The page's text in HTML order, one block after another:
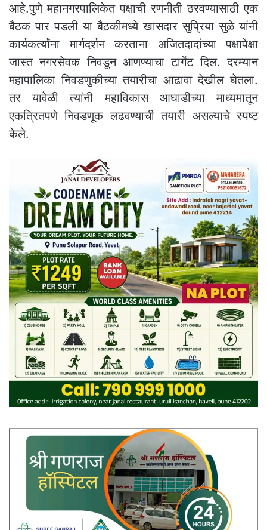
आहे.पुणे महानगरपालिकेत पक्षाची रणनीती ठरवण्यासाठी एक
बैठक पार पडली या बैठकीमध्ये खासदार सुप्रिया सुळे यांनी
कार्यकर्त्यांना मार्गदर्शन करताना अजितदादांच्या पक्षापेक्षा
जास्त नगरसेवक निवडून आणण्याचा टार्गेट दिल. दरम्यान
महापालिका निवडणुकीच्या तयारीचा आढावा देखील घेतला.
तर यावेळी त्यांनी महाविकास आघाडीच्या माध्यमातून
एकत्रितपणे निवडणूक लढवण्याची तयारी असल्याचे स्पष्ट
केले.